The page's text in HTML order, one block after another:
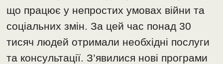
що працює у непростих умовах війни та
соціальних змін. За цей час понад 30
тисяч людей отримали необхідні послуги
та консультації. З’явилися нові програми